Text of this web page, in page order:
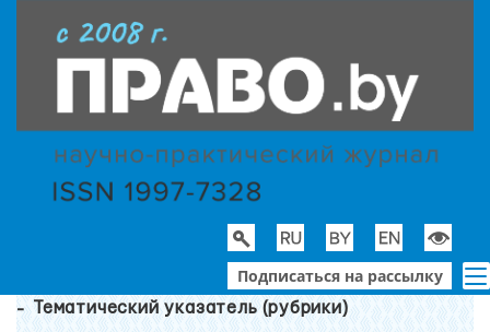
Подписаться на рассылку
Тематический указатель (рубрики)